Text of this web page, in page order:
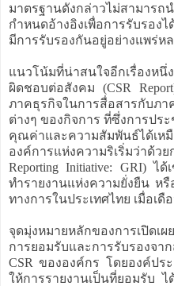
มาตรฐานดังกล่าวไม่สามาร
กำหนดอ้างอิงเพื่อการรับรองไ
มีการรับรองกันอยู่อย่างแพร่ห
แนวโน้มที่น่าสนใจอีกเรื่องห
ผิดชอบต่อสังคม (CSR
ภาคธุรกิจในการสื่อสารกับภา
ต่างๆ ของกิจการ ที่ซึ่งการปร
คุณค่าและความสัมพันธ์ได้เห
องค์การแห่งความริเริ่มว่า
Reporting Initiative: GRI) ไ
ทำรายงานแห่งความยั่งยืน หรื
ทางการในประเทศไทย เมื่อเดื
จุดมุ่งหมายหลักของการเปิดเผ
การยอมรับและการรับรองจา
CSR ขององค์กร โดยองค์ป
ให้การรายงานเป็นที่ยอมรับ